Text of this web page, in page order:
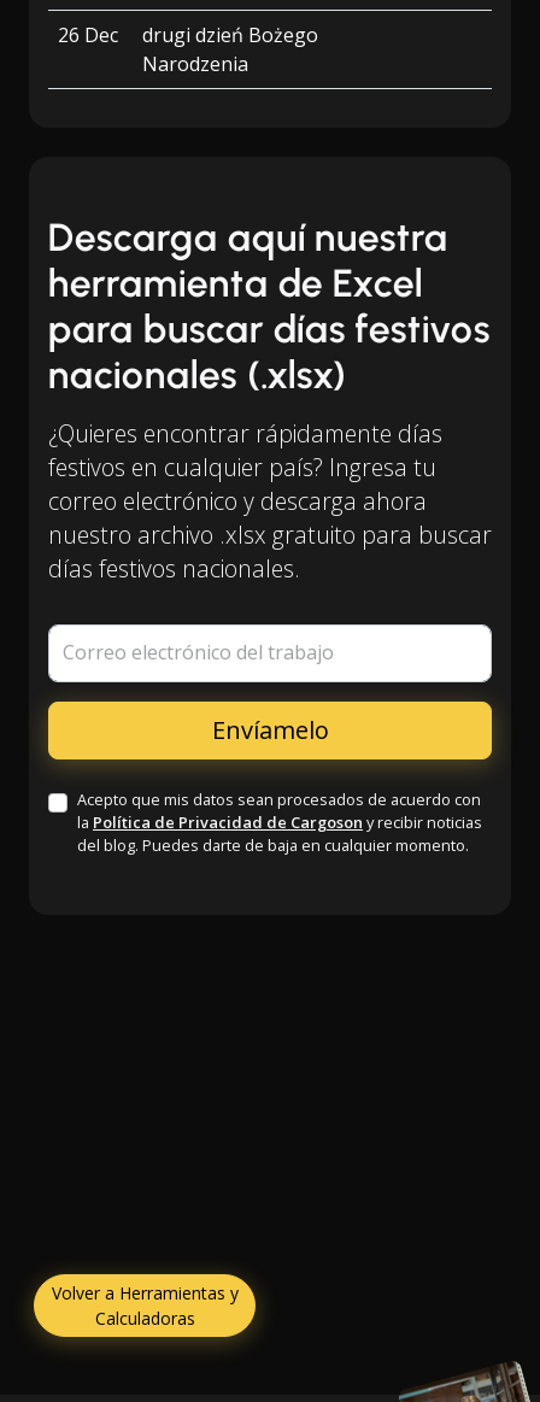
26 Dec
drugi dzień Bożego
Narodzenia
Descarga aquí nuestra
herramienta de Excel
para buscar días festivos
nacionales (.xlsx)
¿Quieres encontrar rápidamente días
festivos en cualquier país? Ingresa tu
correo electrónico y descarga ahora
nuestro archivo .xlsx gratuito para buscar
días festivos nacionales.
Correo electrónico del trabajo
Acepto que mis datos sean procesados de acuerdo con
la Política de Privacidad de Cargoson y recibir noticias
del blog. Puedes darte de baja en cualquier momento.
Volver a Herramientas y
Calculadoras